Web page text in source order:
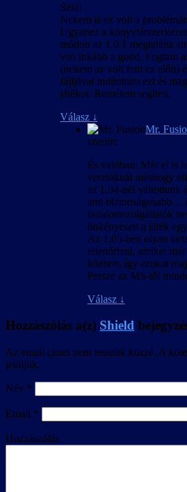
Szia!
Nekem is ez volt a
Ugyanez a
módon az 1.0.1 megtalálta
van inkább a gond. Fogtam
(nekem az volt fent ez előtt)
fájljával indítottam ezt és
játékot. Remélem segített.
Válasz ↓
Mr.
szerint:
És valóban. Már el is
verzióknál máshogy
az 1.04-nél váltottunk
ami biztonságosabb…
tartalomszolgáltatók
önkényesen a játék
Az 1.05-ben olyan
ellenőrizni, amiket
közben, így azokat
Persze az MS-től
Válasz ↓
Hozzászólás a(z) Shield
Az email címet nem tesszük közzé. A
jelöljük.
Név *
Email *
Hozzászólás